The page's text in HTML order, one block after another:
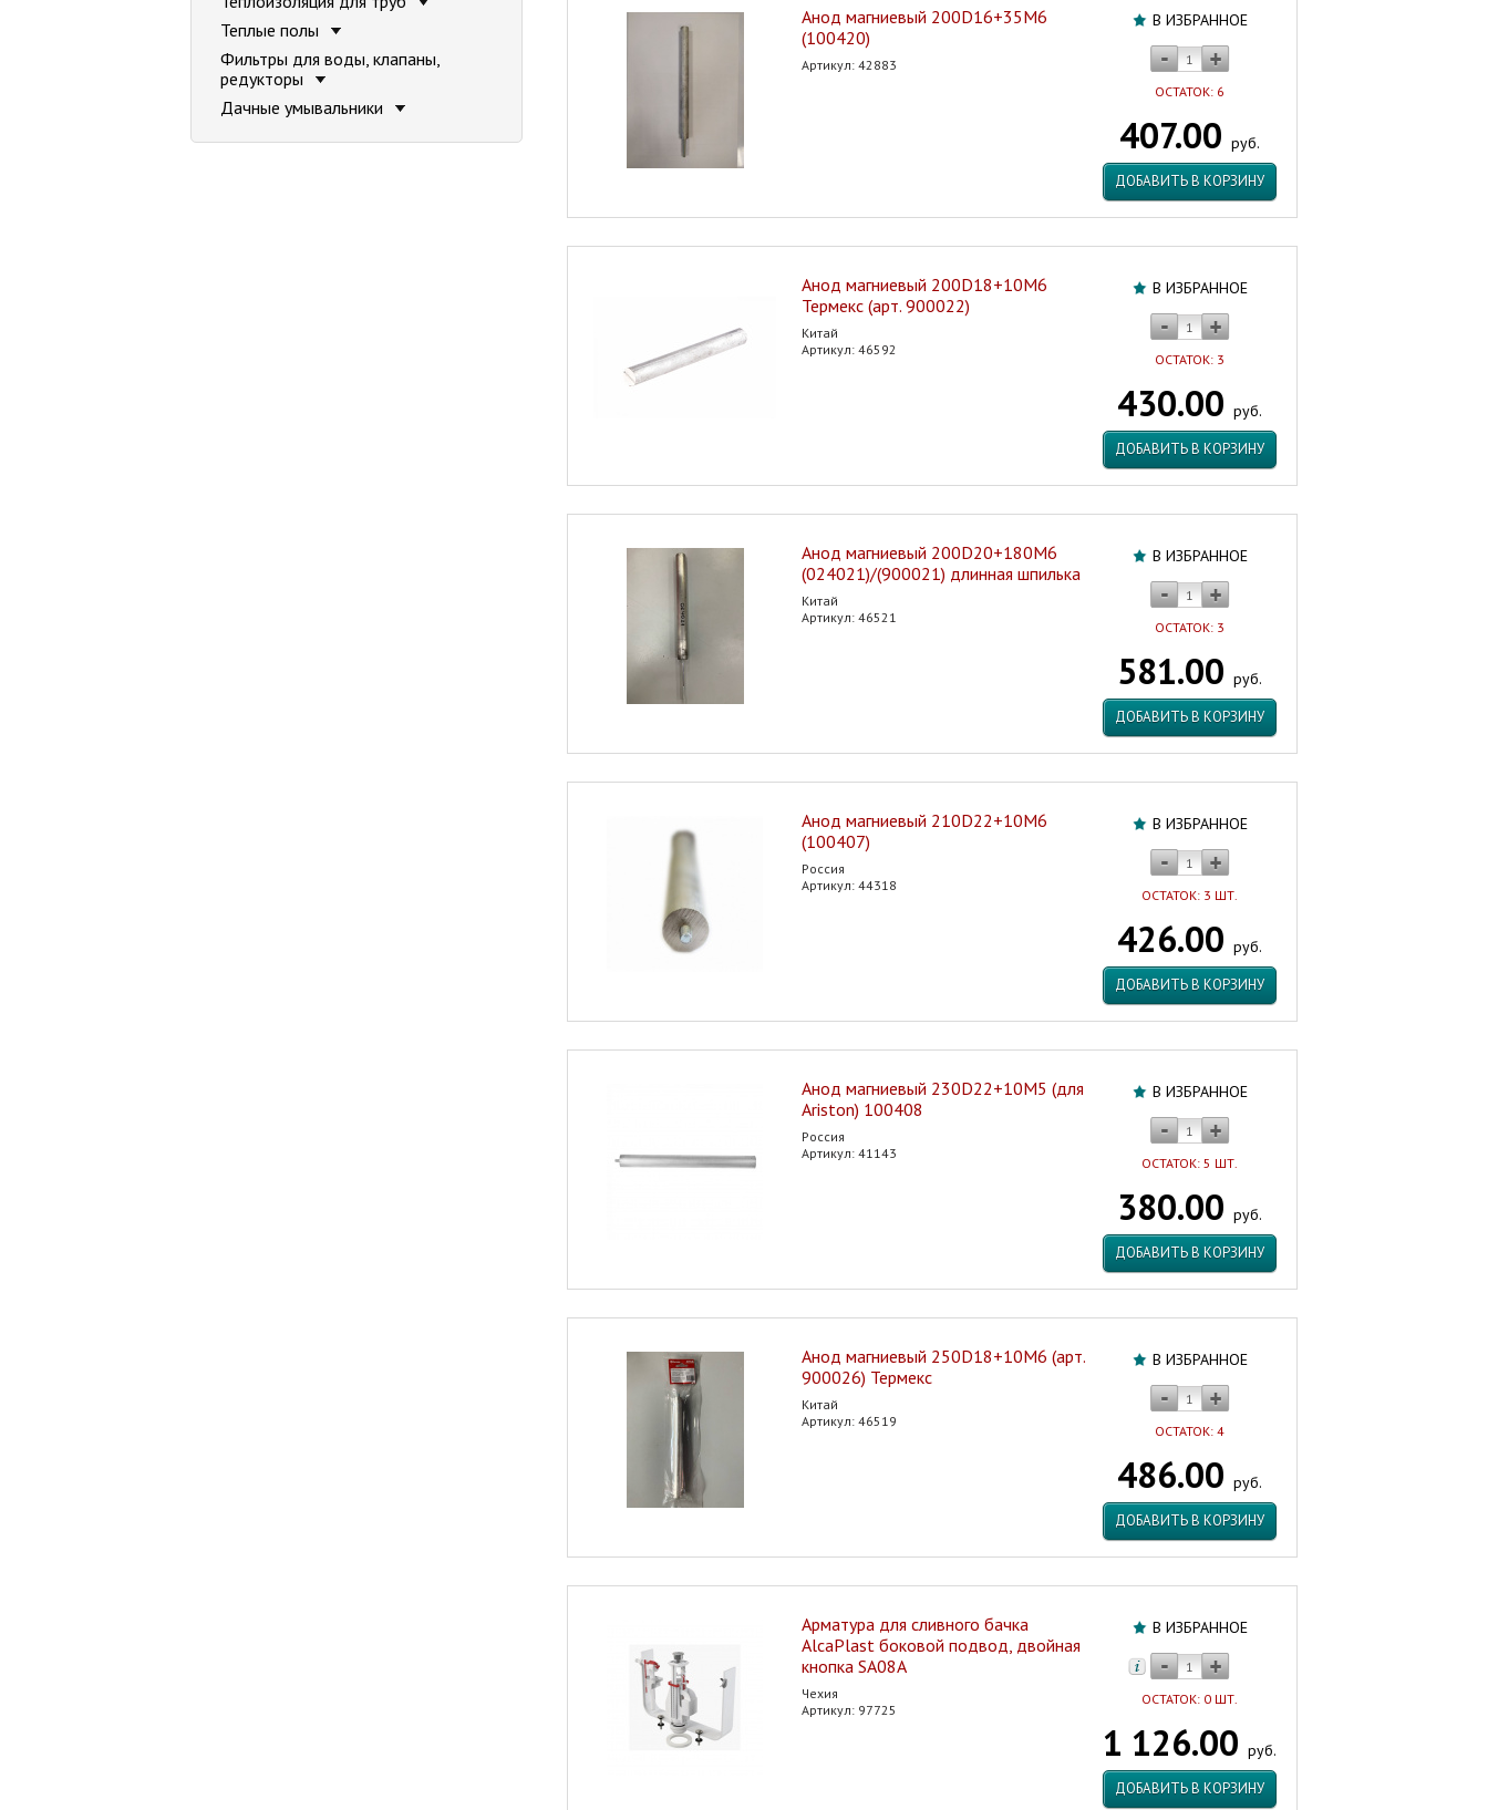
В ИЗБРАННОЕ
ОСТАТОК: 6
407.00 руб.
ДОБАВИТЬ В КОРЗИНУ
Анод магниевый 200D16+35M6
(100420)
Артикул: 42883
В ИЗБРАННОЕ
ОСТАТОК: 3
430.00 руб.
ДОБАВИТЬ В КОРЗИНУ
Анод магниевый 200D18+10M6
Термекс (арт. 900022)
Китай
Артикул: 46592
В ИЗБРАННОЕ
ОСТАТОК: 3
581.00 руб.
ДОБАВИТЬ В КОРЗИНУ
Анод магниевый 200D20+180M6
(024021)/(900021) длинная шпилька
Китай
Артикул: 46521
В ИЗБРАННОЕ
ОСТАТОК: 3 ШТ.
426.00 руб.
ДОБАВИТЬ В КОРЗИНУ
Анод магниевый 210D22+10M6
(100407)
Россия
Артикул: 44318
В ИЗБРАННОЕ
ОСТАТОК: 5 ШТ.
380.00 руб.
ДОБАВИТЬ В КОРЗИНУ
Анод магниевый 230D22+10M5 (для
Ariston) 100408
Россия
Артикул: 41143
В ИЗБРАННОЕ
ОСТАТОК: 4
486.00 руб.
ДОБАВИТЬ В КОРЗИНУ
Анод магниевый 250D18+10М6 (арт.
900026) Термекс
Китай
Артикул: 46519
В ИЗБРАННОЕ
ОСТАТОК: 0 ШТ.
1 126.00 руб.
ДОБАВИТЬ В КОРЗИНУ
Арматура для сливного бачка
AlcaPlast боковой подвод, двойная
кнопка SA08A
Чехия
Артикул: 97725
Теплые полы
Фильтры для воды, клапаны,
редукторы
Дачные умывальники